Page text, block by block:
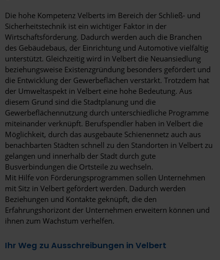
Die hohe Kompetenz Velberts im Bereich der Schließ- und
Sicherheitstechnik ist ein wichtiger Faktor in der
Wirtschaftsförderung. Dadurch werden auch die Branchen
des Gebäudebaus, der Einrichtung und Automotive vielfältig
unterstützt. Gleichzeitig wird in Velbert die Neuansiedlung
beziehungsweise Existenzgründung besonders gefördert und
die Entwicklung der Gewerbeflächen verstärkt. Trotzdem hat
der Umweltaspekt in Velbert eine hohe Bedeutung. Aus
diesem Grund sind die Stadtplanung und die
Gewerbeflächennutzung durch unterschiedliche Programme
miteinander verknüpft. Berufspendler haben in Velbert die
Möglichkeit, durch das ausgebaute Schienennetz auch aus
benachbarten Städten schnell zu den Standorten in Velbert zu
gelangen und innerhalb der Stadt durch gute
Busverbindungen die Ortsteile zu wechseln.
Mit Hilfe von Förderungsprogrammen sollen Unternehmen
mit Sitz in Velbert gefördert werden. Dadurch werden
Beziehungen und Kontakte geknüpft, die den
Erfahrungshorizont der Unternehmen erweitern können und
ihnen zum Wachstum verhelfen.
Ihr Weg zu Ausschreibungen in Velbert